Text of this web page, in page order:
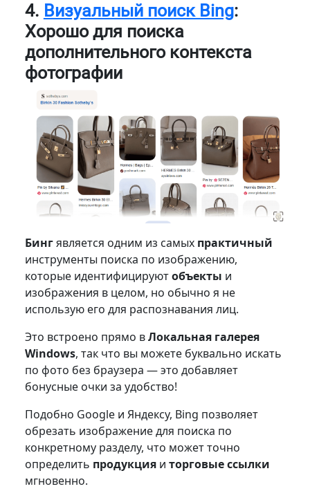
4. Визуальный поиск Bing:
Хорошо для поиска
дополнительного контекста
фотографии
Бингявляется одним из самых практичный
инструменты поиска по изображению,
которые идентифицируютобъекты и
изображения в целом, но обычно я не
использую его для распознавания лиц.
Это встроено прямо вЛокальная галерея
Windows, так что вы можете буквально искать
по фото без браузера — это добавляет
бонусные очки за удобство!
Подобно Google и Яндексу, Bing позволяет
обрезать изображение для поиска по
конкретному разделу, что может точно
определить продукция и торговые ссылки
мгновенно.